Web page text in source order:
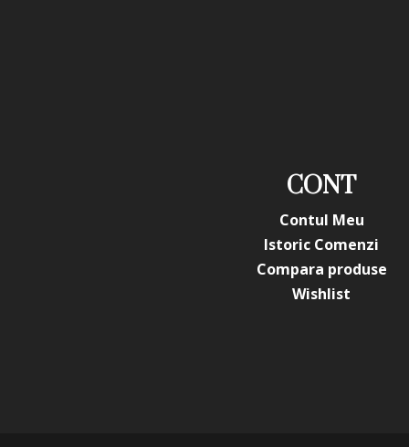
CONT
Contul Meu
Istoric Comenzi
Compara produse
Wishlist